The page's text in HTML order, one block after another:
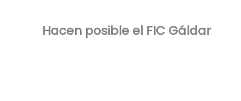
Hacen posible el FIC Gáldar